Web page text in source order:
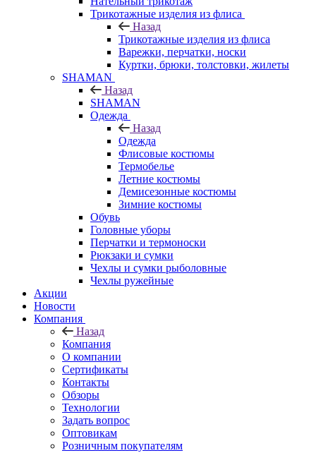
Трикотажные изделия из флиса
Назад
Трикотажные изделия из флиса
Варежки, перчатки, носки
Куртки, брюки, толстовки, жилеты
SHAMAN
Назад
SHAMAN
Одежда
Назад
Одежда
Флисовые костюмы
Термобелье
Летние костюмы
Демисезонные костюмы
Зимние костюмы
Обувь
Головные уборы
Перчатки и термоноски
Рюкзаки и сумки
Чехлы и сумки рыболовные
Чехлы ружейные
Акции
Новости
Компания
Назад
Компания
О компании
Сертификаты
Контакты
Обзоры
Технологии
Задать вопрос
Оптовикам
Розничным покупателям